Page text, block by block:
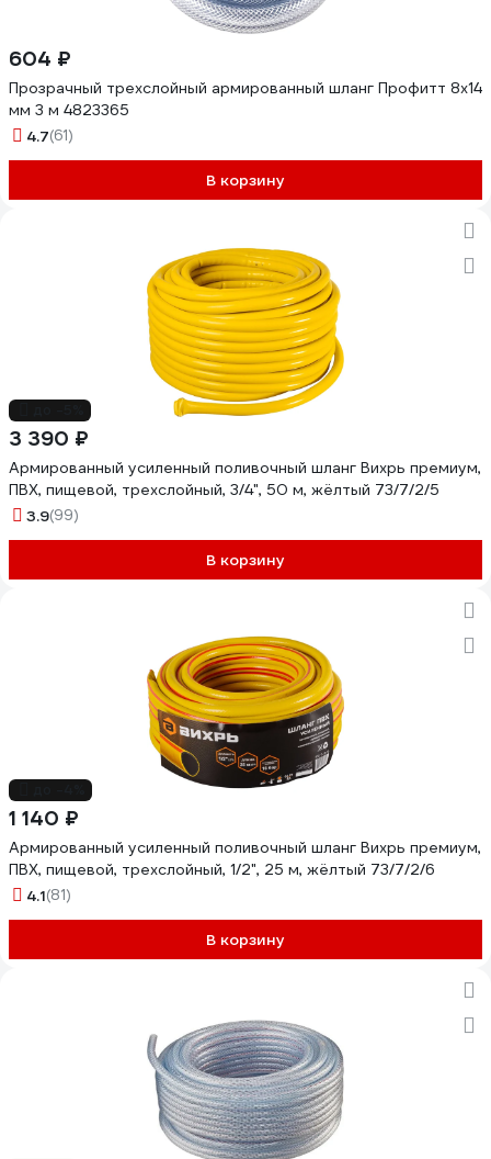
604 ₽
Прозрачный трехслойный армированный шланг Профитт 8х14
мм 3 м 4823365
4.7(61)
В корзину
3 390 ₽
Армированный усиленный поливочный шланг Вихрь премиум,
ПВХ, пищевой, трехслойный, 3/4", 50 м, жёлтый 73/7/2/5
3.9(99)
В корзину
1 140 ₽
Армированный усиленный поливочный шланг Вихрь премиум,
ПВХ, пищевой, трехслойный, 1/2", 25 м, жёлтый 73/7/2/6
4.1(81)
В корзину